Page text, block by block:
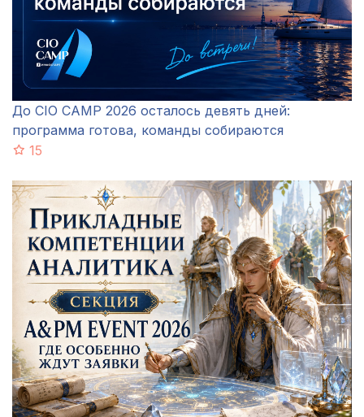
До CIO CAMP 2026 осталось девять дней:
программа готова, команды собираются
15